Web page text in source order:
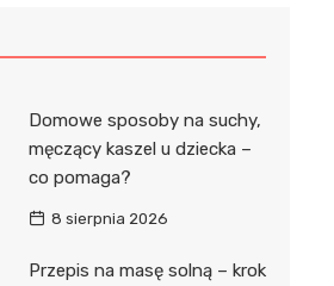
Domowe sposoby na suchy,
męczący kaszel u dziecka –
co pomaga?
8 sierpnia 2026
Przepis na masę solną – krok